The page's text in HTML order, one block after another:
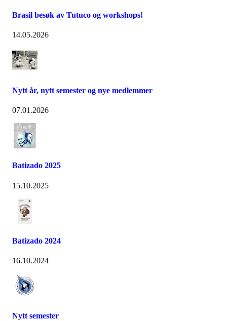
Brasil besøk av Tutuco og workshops!
14.05.2026
Nytt år, nytt semester og nye medlemmer
07.01.2026
Batizado 2025
15.10.2025
Batizado 2024
16.10.2024
Nytt semester